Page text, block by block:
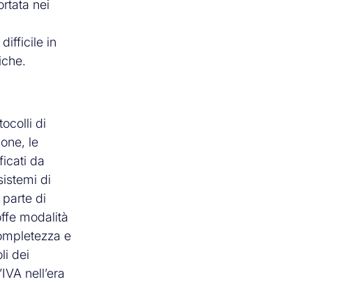
nei
in
di
le
da
di
di
modalità
e
dei
nell’era